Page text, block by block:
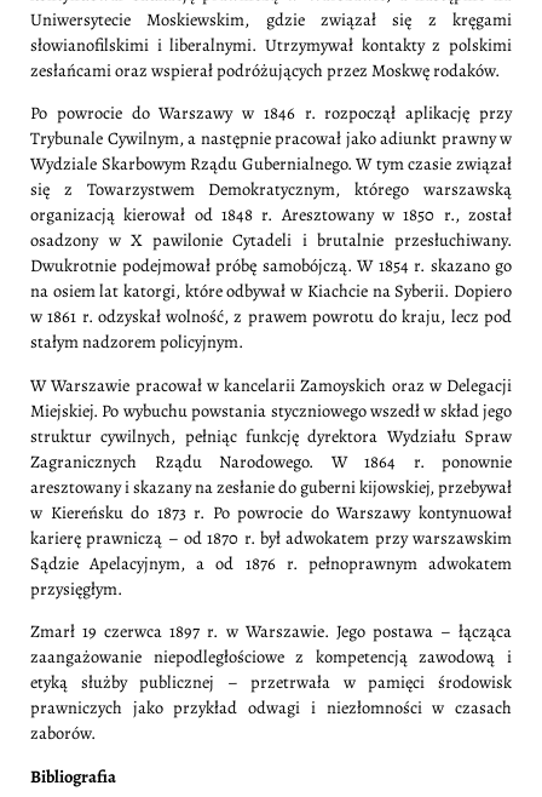
Uniwersytecie Moskiewskim, gdzie związał się z kręgami
słowianofilskimi i liberalnymi. Utrzymywał kontakty z polskimi
zesłańcami oraz wspierał podróżujących przez Moskwę rodaków.
Po powrocie do Warszawy w 1846 r. rozpoczął aplikację przy
Trybunale Cywilnym, a następnie pracował jako adiunkt prawny w
Wydziale Skarbowym Rządu Gubernialnego. W tym czasie związał
się z Towarzystwem Demokratycznym, którego warszawską
organizacją kierował od 1848 r. Aresztowany w 1850 r., został
osadzony w X pawilonie Cytadeli i brutalnie przesłuchiwany.
Dwukrotnie podejmował próbę samobójczą. W 1854 r. skazano go
na osiem lat katorgi, które odbywał w Kiachcie na Syberii. Dopiero
w 1861 r. odzyskał wolność, z prawem powrotu do kraju, lecz pod
stałym nadzorem policyjnym.
W Warszawie pracował w kancelarii Zamoyskich oraz w Delegacji
Miejskiej. Po wybuchu powstania styczniowego wszedł w skład jego
struktur cywilnych, pełniąc funkcję dyrektora Wydziału Spraw
Zagranicznych Rządu Narodowego. W 1864 r. ponownie
aresztowany i skazany na zesłanie do guberni kijowskiej, przebywał
w Kiereńsku do 1873 r. Po powrocie do Warszawy kontynuował
karierę prawniczą – od 1870 r. był adwokatem przy warszawskim
Sądzie Apelacyjnym, a od 1876 r. pełnoprawnym adwokatem
przysięgłym.
Zmarł 19 czerwca 1897 r. w Warszawie. Jego postawa – łącząca
zaangażowanie niepodległościowe z kompetencją zawodową i
etyką służby publicznej – przetrwała w pamięci środowisk
prawniczych jako przykład odwagi i niezłomności w czasach
zaborów.
Bibliografia